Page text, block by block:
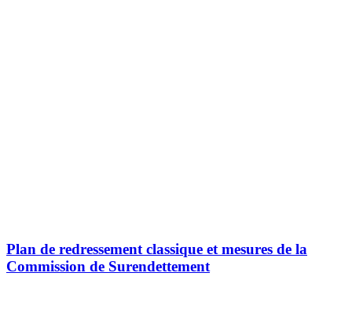
Plan de redressement classique et mesures de la
Commission de Surendettement